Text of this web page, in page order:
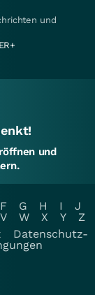
und
und
F G H I
J
V W X Y
Z
Datenschutz-